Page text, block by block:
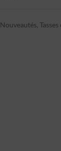
Nouveautés,